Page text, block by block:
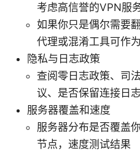
考虑高信誉的VPN服
如果你只是偶尔需要
代理或混淆工具可作
隐私与日志政策
查阅零日志政策、司
议、是否保留连接日志
服务器覆盖和速度
服务器分布是否覆盖
节点，速度测试结果